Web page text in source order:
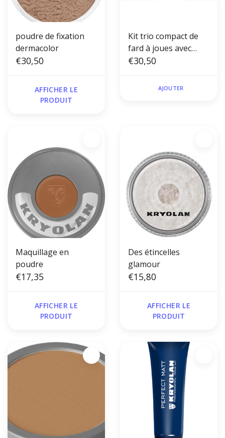
poudre de fixation
dermacolor
€30,50
AFFICHER LE
PRODUIT
Kit trio compact de
fard à joues avec
miroir
€30,50
AJOUTER
Maquillage en
poudre
€17,35
AFFICHER LE
PRODUIT
Des étincelles
glamour
€15,80
AFFICHER LE
PRODUIT